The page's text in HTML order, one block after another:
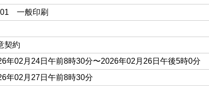
一般印刷
契約
年02月24日午前8時30分〜2026年02月26日午後5時0分
年02月27日午前8時30分